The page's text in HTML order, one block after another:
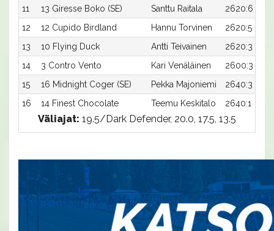
11
13 Giresse Boko (SE) Santtu Raitala
2620:6
12
12 Cupido Birdland Hannu Torvinen
2620:5
13
10 Flying Duck Antti Teivainen
2620:3
14
3 Contro Vento Kari Venäläinen
2600:3
15
16 Midnight Coger (SE) Pekka Majoniemi
2640:3
16
14 Finest Chocolate Teemu Keskitalo 2640:1
Väliajat: 19.5/Dark Defender, 20.0, 17.5, 13.5